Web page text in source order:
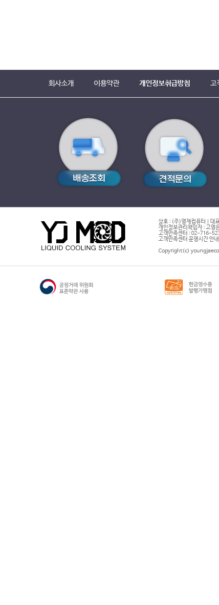
회사소개 이용약관 개인정보취급방침 고
상호 : (주)영재컴퓨터 | 대
개인정보관리책임자 : 고영
고객만족센터 : 02-716-
고객만족센터 운영시간 안
Copyright(c)